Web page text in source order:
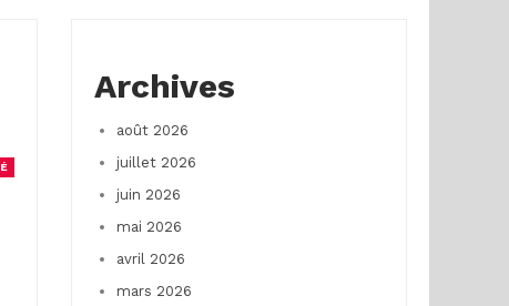
Archives
août 2026
juillet 2026
juin 2026
mai 2026
avril 2026
mars 2026